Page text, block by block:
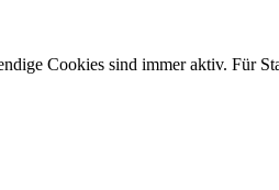
Cookies sind immer aktiv. Für